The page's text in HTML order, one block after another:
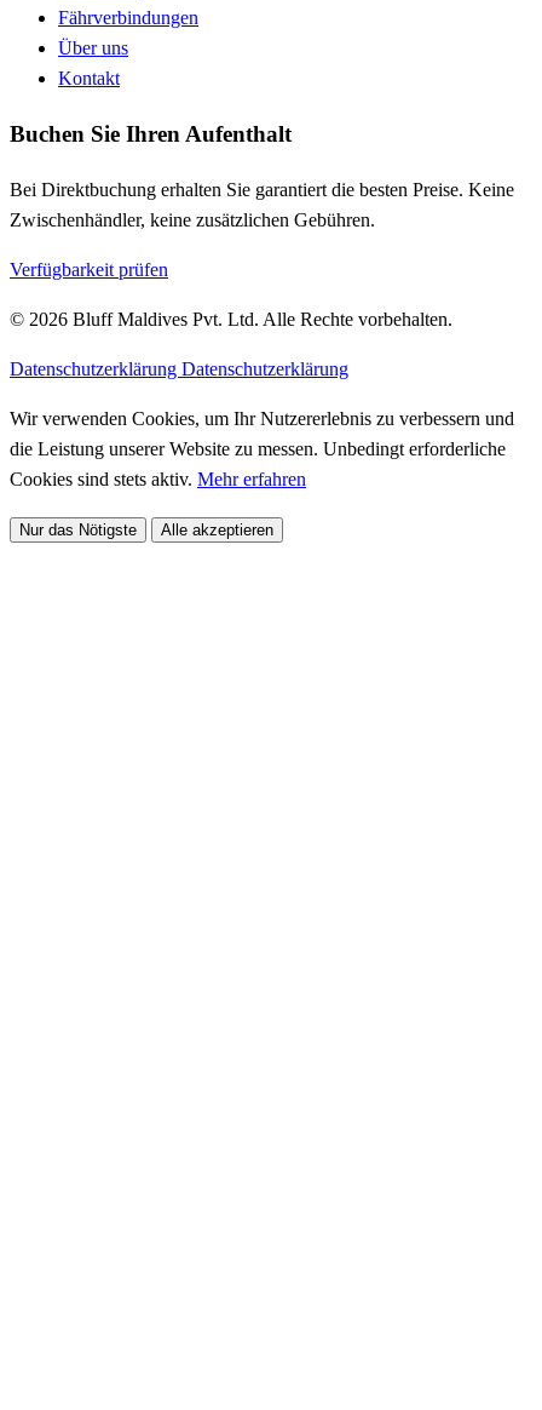
Fährverbindungen
Über uns
Kontakt
Buchen Sie Ihren Aufenthalt
Bei Direktbuchung erhalten Sie garantiert die besten Preise. Keine
Zwischenhändler, keine zusätzlichen Gebühren.
Verfügbarkeit prüfen
© 2026 Bluff Maldives Pvt. Ltd. Alle Rechte vorbehalten.
Datenschutzerklärung Datenschutzerklärung
Wir verwenden Cookies, um Ihr Nutzererlebnis zu verbessern und
die Leistung unserer Website zu messen. Unbedingt erforderliche
Cookies sind stets aktiv. Mehr erfahren
Nur das Nötigste Alle akzeptieren